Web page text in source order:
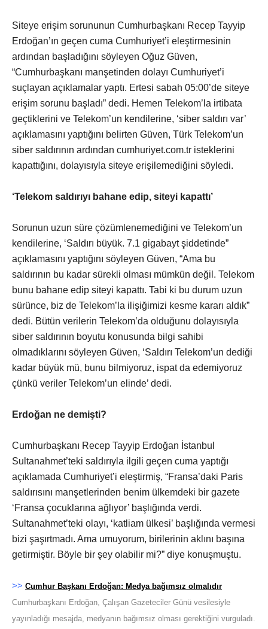
Siteye erişim sorununun Cumhurbaşkanı Recep Tayyip
Erdoğan’ın geçen cuma Cumhuriyet’i eleştirmesinin
ardından başladığını söyleyen Oğuz Güven,
“Cumhurbaşkanı manşetinden dolayı Cumhuriyet’i
suçlayan açıklamalar yaptı. Ertesi sabah 05:00’de siteye
erişim sorunu başladı” dedi. Hemen Telekom’la irtibata
geçtiklerini ve Telekom’un kendilerine, ‘siber saldırı var’
açıklamasını yaptığını belirten Güven, Türk Telekom’un
siber saldırının ardından cumhuriyet.com.tr isteklerini
kapattığını, dolayısıyla siteye erişilemediğini söyledi.
‘Telekom saldırıyı bahane edip, siteyi kapattı’
Sorunun uzun süre çözümlenemediğini ve Telekom’un
kendilerine, ‘Saldırı büyük. 7.1 gigabayt şiddetinde”
açıklamasını yaptığını söyleyen Güven, “Ama bu
saldırının bu kadar sürekli olması mümkün değil. Telekom
bunu bahane edip siteyi kapattı. Tabi ki bu durum uzun
sürünce, biz de Telekom’la ilişiğimizi kesme kararı aldık”
dedi. Bütün verilerin Telekom’da olduğunu dolayısıyla
siber saldırının boyutu konusunda bilgi sahibi
olmadıklarını söyleyen Güven, ‘Saldırı Telekom’un dediği
kadar büyük mü, bunu bilmiyoruz, ispat da edemiyoruz
çünkü veriler Telekom’un elinde’ dedi.
Erdoğan ne demişti?
Cumhurbaşkanı Recep Tayyip Erdoğan İstanbul
Sultanahmet’teki saldırıyla ilgili geçen cuma yaptığı
açıklamada Cumhuriyet’i eleştirmiş, “Fransa’daki Paris
saldırısını manşetlerinden benim ülkemdeki bir gazete
‘Fransa çocuklarına ağlıyor’ başlığında verdi.
Sultanahmet’teki olayı, ‘katliam ülkesi’ başlığında vermesi
bizi şaşırtmadı. Ama umuyorum, birilerinin aklını başına
getirmiştir. Böyle bir şey olabilir mi?” diye konuşmuştu.
>> Cumhur Başkanı Erdoğan: Medya bağımsız olmalıdır
Cumhurbaşkanı Erdoğan, Çalışan Gazeteciler Günü vesilesiyle
yayınladığı mesajda, medyanın bağımsız olması gerektiğini vurguladı.